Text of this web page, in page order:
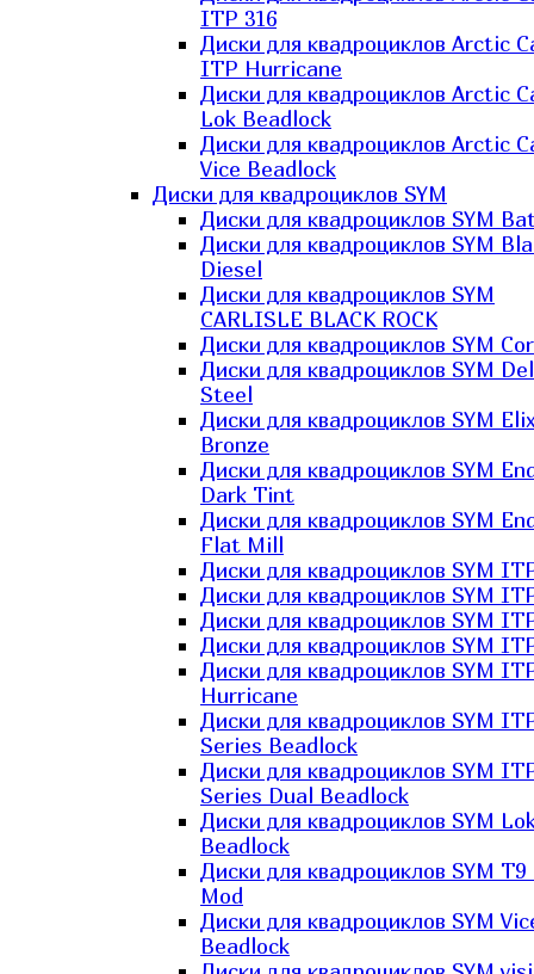
ITP 316
Диски для квадроциклов Arctic
ITP Hurricane
Диски для квадроциклов Arctic
Lok Beadlock
Диски для квадроциклов Arctic
Vice Beadlock
Диски для квадроциклов SYM
Диски для квадроциклов SYM
Диски для квадроциклов SYM
Diesel
Диски для квадроциклов SYM
CARLISLE BLACK ROCK
Диски для квадроциклов SYM
Диски для квадроциклов SYM
Steel
Диски для квадроциклов SYM
Bronze
Диски для квадроциклов SYM
Dark Tint
Диски для квадроциклов SYM
Flat Mill
Диски для квадроциклов SYM
Диски для квадроциклов SYM
Диски для квадроциклов SYM
Диски для квадроциклов SYM
Диски для квадроциклов SYM
Hurricane
Диски для квадроциклов SYM
Series Beadlock
Диски для квадроциклов SYM
Series Dual Beadlock
Диски для квадроциклов SYM
Beadlock
Диски для квадроциклов SYM T9
Mod
Диски для квадроциклов SYM
Beadlock